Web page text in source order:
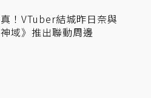
！VTuber結城昨日奈與
神域》推出聯動周邊